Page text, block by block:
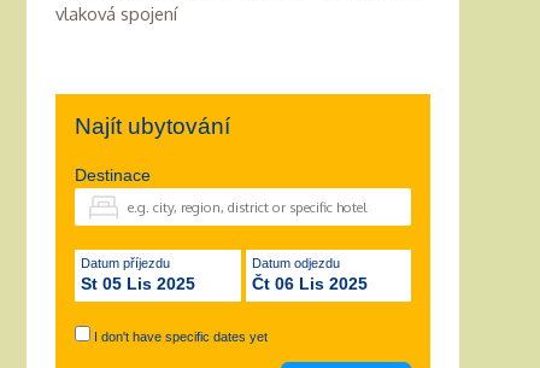
vlaková spojení
Najít ubytování
Destinace
Datum příjezdu
St 05 Lis 2025
Datum odjezdu
Čt 06 Lis 2025
I don't have specific dates yet